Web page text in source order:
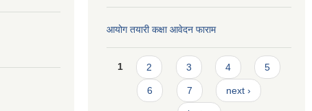
आयोग तयारी कक्षा आवेदन फाराम
Pages
1 2 3 4 5
6 7 next ›